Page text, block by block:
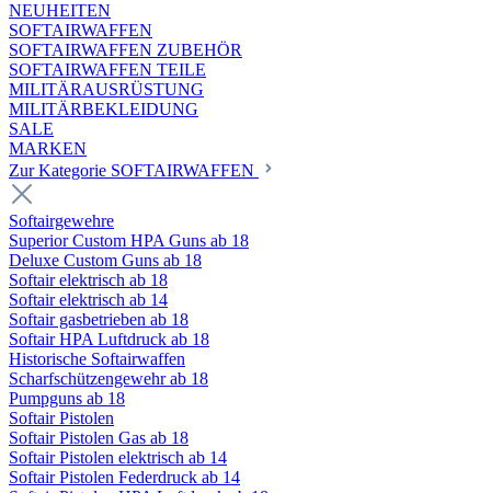
NEUHEITEN
SOFTAIRWAFFEN
SOFTAIRWAFFEN ZUBEHÖR
SOFTAIRWAFFEN TEILE
MILITÄRAUSRÜSTUNG
MILITÄRBEKLEIDUNG
SALE
MARKEN
Zur Kategorie SOFTAIRWAFFEN
Softairgewehre
Superior Custom HPA Guns ab 18
Deluxe Custom Guns ab 18
Softair elektrisch ab 18
Softair elektrisch ab 14
Softair gasbetrieben ab 18
Softair HPA Luftdruck ab 18
Historische Softairwaffen
Scharfschützengewehr ab 18
Pumpguns ab 18
Softair Pistolen
Softair Pistolen Gas ab 18
Softair Pistolen elektrisch ab 14
Softair Pistolen Federdruck ab 14